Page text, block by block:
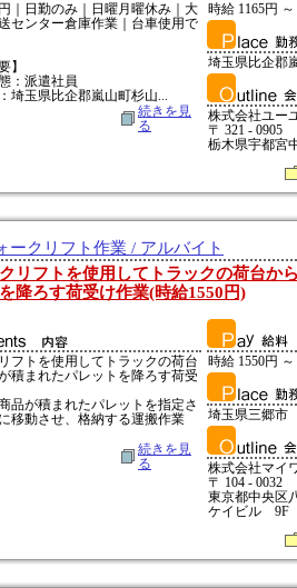
｜日勤のみ｜日曜月曜休み｜大
センター倉庫作業｜台車使用で
】
：派遣社員
埼玉県比企郡嵐山町杉山...
続きを見
る
時給 1165円 ～
埼玉県比企郡
株式会社ユー
〒 321 - 0905
栃木県宇都宮
ークリフト作業 / アルバイト
リフトを使用してトラックの荷台か
降ろす荷受け作業(時給1550円)
フトを使用してトラックの荷台
積まれたパレットを降ろす荷受
品が積まれたパレットを指定さ
移動させ、格納する運搬作業
続きを見
る
時給 1550円
埼玉県三郷市
株式会社マイ
〒 104 - 0032
東京都中央区
ケイビル 9F